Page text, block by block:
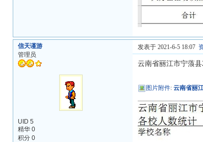
信天谨游
管理员
UID 5
精华 0
积分 0
发表于 2021-6-5 18:07
云南省丽江市宁蒗县
图片附件: 云南省丽